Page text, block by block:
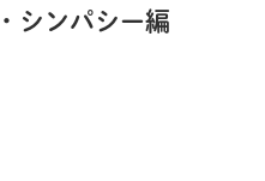
シンパシー編